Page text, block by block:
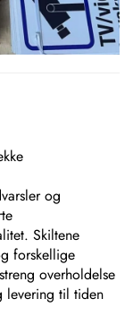
og
Skiltene
forskellige
overholdelse
levering til tiden